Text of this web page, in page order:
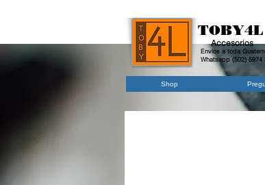
TOBY4L
Accesorios
Envios a toda
Whatsapp (502) 5974
Shop